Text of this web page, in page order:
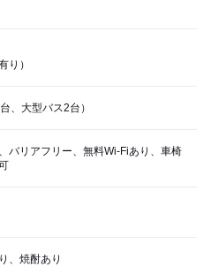
り）
、大型バス2台）
バリアフリー、無料Wi-Fiあり、車椅
、焼酎あり